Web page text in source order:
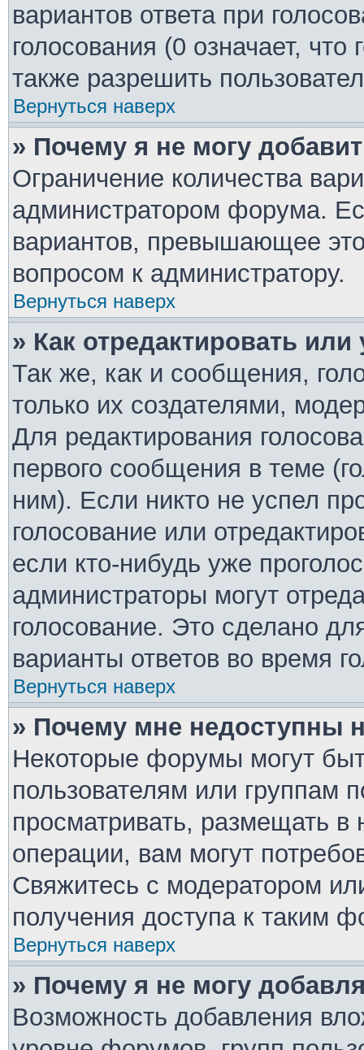
вариантов ответа при
голосования (0 означает,
также разрешить
Вернуться наверх
» Почему я не могу
Ограничение количества
администратором форума.
вариантов, превышающее
вопросом к администратору.
Вернуться наверх
» Как отредактировать
Так же, как и сообщения,
только их создателями,
Для редактирования
первого сообщения в теме
ним). Если никто не успел
голосование или
если кто-нибудь уже
администраторы могут
голосование. Это сделано
варианты ответов во время
Вернуться наверх
» Почему мне недоступны
Некоторые форумы могут
пользователям или группам
просматривать, размещать
операции, вам могут
Свяжитесь с модератором
получения доступа к таким
Вернуться наверх
» Почему я не могу
Возможность добавления